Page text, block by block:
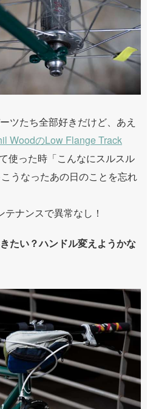
ツたち全部好きだけど、あえ
WoodのLow Flange Track
使った時「こんなにスルスル
うなったあの日のことを忘れ
ナンスで異常なし！
たい？ハンドル変えようかな